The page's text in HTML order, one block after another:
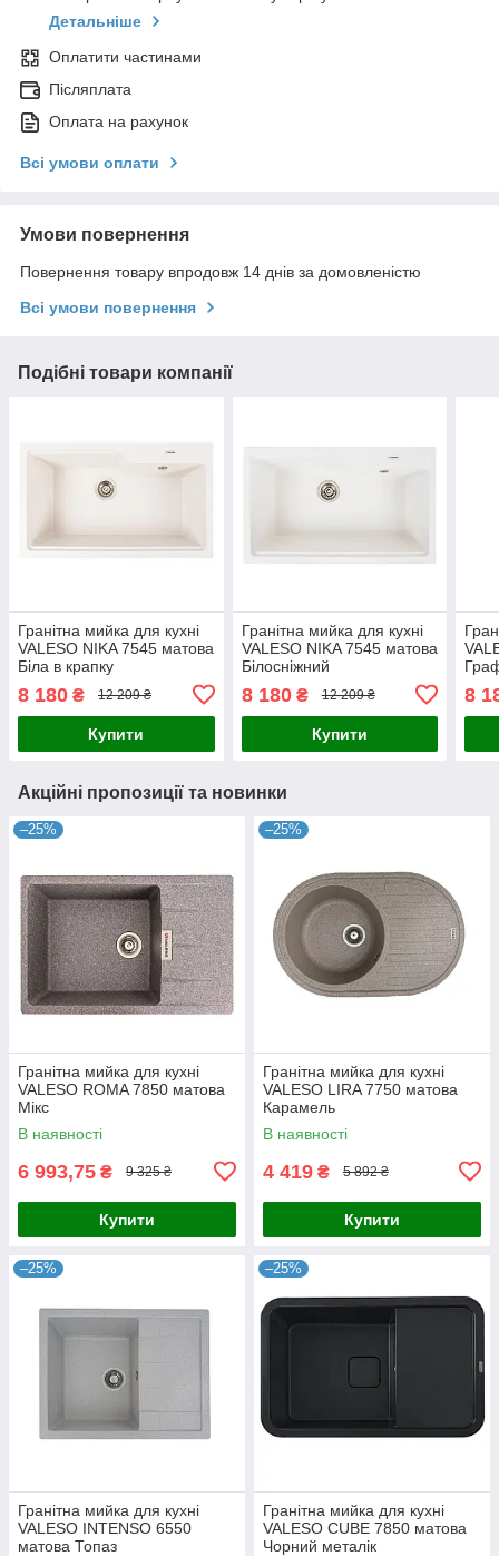
Детальніше
Оплатити частинами
Післяплата
Оплата на рахунок
Всі умови оплати
Умови повернення
Повернення товару впродовж 14 днів за домовленістю
Всі умови повернення
Подібні товари компанії
Гранітна мийка для кухні
VALESO NIKA 7545 матова
Біла в крапку
8 180 ₴ 12 209 ₴
Купити
Гранітна мийка для кухні
VALESO NIKA 7545 матова
Білосніжний
8 180₴ 12 209 ₴
Купити
8
Акційні пропозиції та новинки
–25%
Гранітна мийка для кухні
VALESO ROMA 7850 матова
Мікс
В наявності
6 993,75 ₴ 9 325 ₴
Купити
–25%
Гранітна мийка для кухні
VALESO LIRA 7750 матова
Карамель
В наявності
4 419 ₴ 5 892 ₴
Купити
–25%
Гранітна мийка для кухні
VALESO INTENSO 6550
матова Топаз
–25%
Гранітна мийка для кухні
VALESO CUBE 7850 матова
Чорний металік